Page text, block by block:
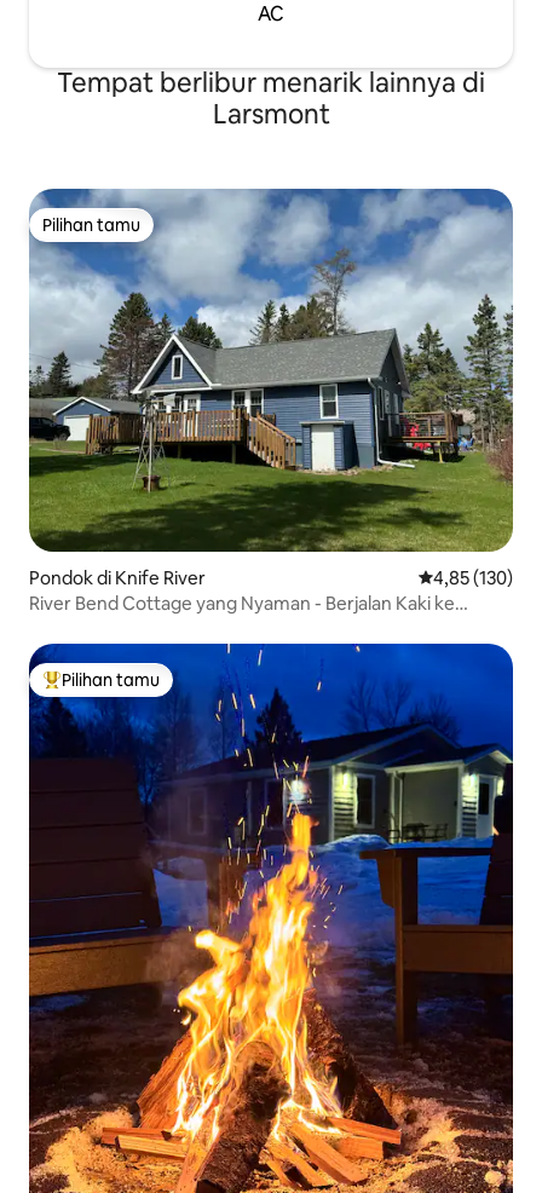
AC
Tempat berlibur menarik lainnya di
Larsmont
Pilihan tamu
Pilihan tamu
Pondok di Knife River Nilai rata-rata
4,85 (130)
River Bend Cottage yang Nyaman - Berjalan Kaki ke
Pilihan tamu terpopuler
Pilihan tamu